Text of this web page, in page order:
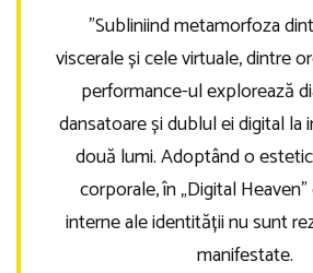
”Subliniind metamorfoza
viscerale și cele virtuale, dintre
performance-ul explorează
dansatoare și dublul ei digital la
două lumi. Adoptând o
corporale, în „Digital
interne ale identității nu sunt
manifestate.